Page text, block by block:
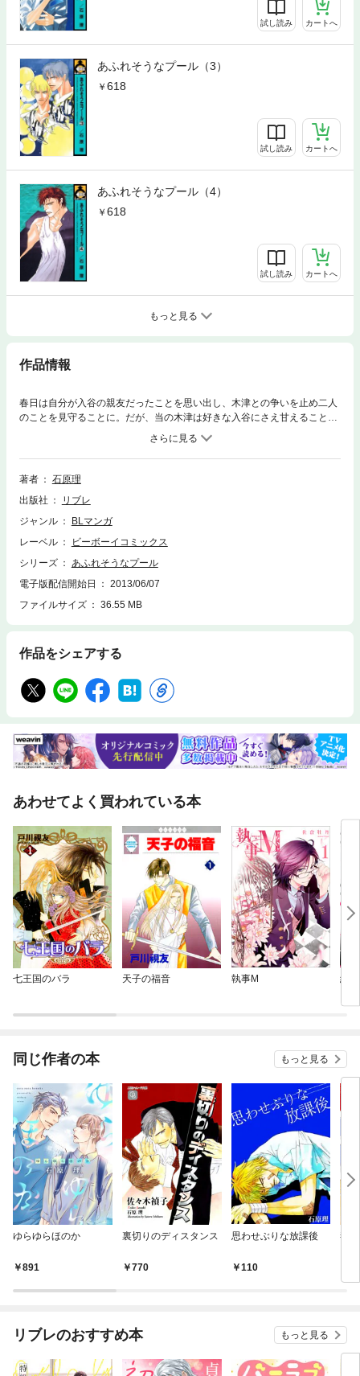
試し読み カートへ
あふれそうなプール（3）
618
試し読み カートへ
あふれそうなプール（4）
618
試し読み カートへ
もっと見る
作品情報
春日は自分が入谷の親友だったことを思い出し、木津との争いを止め二人
のことを見守ることに。だが、当の木津は好きな入谷にさえ甘えることを
せず一人孤独な毎日を送るが、そこへ突然…!? 大人気シリーズ第5弾！
著者
石原理
出版社
リブレ
ジャンル
BLマンガ
レーベル
ビーボーイコミックス
シリーズ
あふれそうなプール
電子版配信開始日
2013/06/07
ファイルサイズ
36.55 MB
作品をシェアする
あわせてよく買われている本
七王国のバラ 天子の福音 執事M 絶
同じ作者の本 もっと見る
ゆらゆらほのか
891
裏切りのディスタンス
770
思わせぶりな放課後
110
毒
リブレのおすすめ本 もっと見る